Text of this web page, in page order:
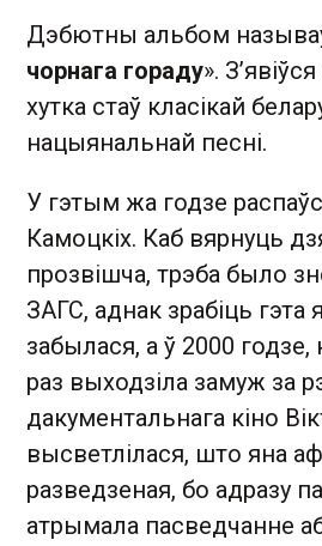
Дэбютны альбом
чорнага гораду».
хутка стаў класікай
нацыянальнай песні.
У гэтым жа годзе
Камоцкіх. Каб вярнуць
прозвішча, трэба было
ЗАГС, аднак зрабіць гэта
забылася, а ў 2000 годзе,
раз выходзіла замуж за
дакументальнага кіно
высветлілася, што яна
разведзеная, бо адразу
атрымала пасведчанне